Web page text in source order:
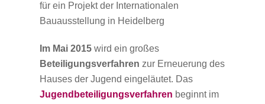
für ein Projekt der Internationalen
Bauausstellung in Heidelberg
Im Mai 2015 wird ein großes
Beteiligungsverfahren zur Erneuerung des
Hauses der Jugend eingeläutet. Das
Jugendbeteiligungsverfahren beginnt im